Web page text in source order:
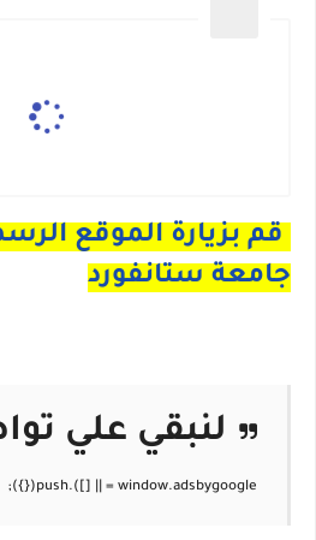
قم بزيارة الموقع
جامعة ستانفورد
لنبقي علي